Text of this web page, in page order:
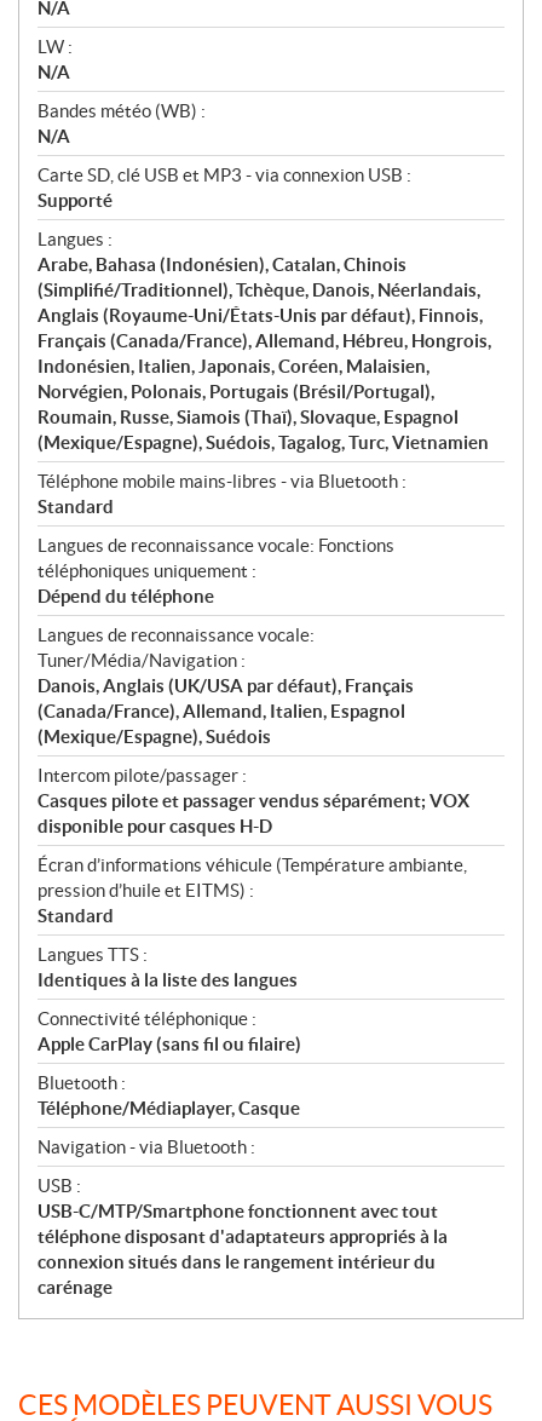
N/A
LW :
N/A
Bandes météo (WB) :
N/A
Carte SD, clé USB et MP3 - via connexion USB :
Supporté
Langues :
Arabe, Bahasa (Indonésien), Catalan, Chinois
(Simplifié/Traditionnel), Tchèque, Danois, Néerlandais,
Anglais (Royaume-Uni/États-Unis par défaut), Finnois,
Français (Canada/France), Allemand, Hébreu, Hongrois,
Indonésien, Italien, Japonais, Coréen, Malaisien,
Norvégien, Polonais, Portugais (Brésil/Portugal),
Roumain, Russe, Siamois (Thaï), Slovaque, Espagnol
(Mexique/Espagne), Suédois, Tagalog, Turc, Vietnamien
Téléphone mobile mains-libres - via Bluetooth :
Standard
Langues de reconnaissance vocale: Fonctions
téléphoniques uniquement :
Dépend du téléphone
Langues de reconnaissance vocale:
Tuner/Média/Navigation :
Danois, Anglais (UK/USA par défaut), Français
(Canada/France), Allemand, Italien, Espagnol
(Mexique/Espagne), Suédois
Intercom pilote/passager :
Casques pilote et passager vendus séparément; VOX
disponible pour casques H-D
Écran d’informations véhicule (Température ambiante,
pression d’huile et EITMS) :
Standard
Langues TTS :
Identiques à la liste des langues
Connectivité téléphonique :
Apple CarPlay (sans fil ou filaire)
Bluetooth :
Téléphone/Médiaplayer, Casque
Navigation - via Bluetooth :
USB :
USB-C/MTP/Smartphone fonctionnent avec tout
téléphone disposant d'adaptateurs appropriés à la
connexion situés dans le rangement intérieur du
carénage
CES MODÈLES PEUVENT AUSSI VOUS